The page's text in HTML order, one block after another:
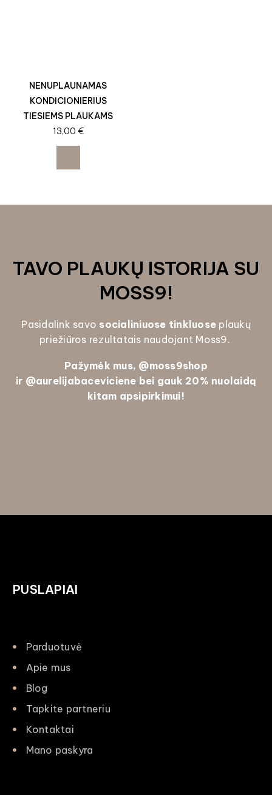
NENUPLAUNAMAS
KONDICIONIERIUS
TIESIEMS PLAUKAMS
13,00 €
TAVO PLAUKŲ ISTORIJA SU
MOSS9!
Pasidalink savo socialiniuose tinkluose plaukų
priežiūros rezultatais naudojant Moss9.
Pažymėk mus, @moss9shop
ir @aurelijabaceviciene bei gauk 20% nuolaidą
kitam apsipirkimui!
PUSLAPIAI
Parduotuvė
Apie mus
Blog
Tapkite partneriu
Kontaktai
Mano paskyra